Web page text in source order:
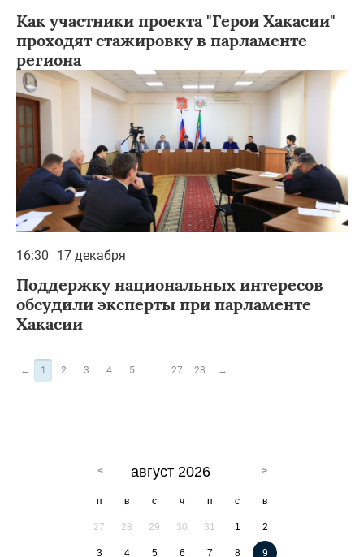
Как участники проекта "Герои Хакасии"
проходят стажировку в парламенте
региона
16:30 17 декабря
Поддержку национальных интересов
обсудили эксперты при парламенте
Хакасии
← 1 2 3 4 5 27 28 →
август 2026
п в с ч п с в
27 28 29 30 31 1 2
3 4 5 6 7 8 9